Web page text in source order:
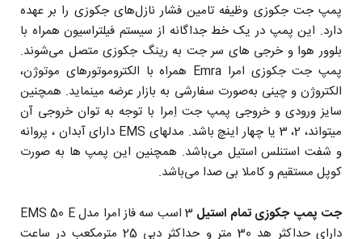
پمپ جت جکوزی وظیفه تامین فشار نازل‌های جکوزی را بر عهده
دارد. این پمپ در یک خط جداگانه از سیستم فیلتراسیون همراه با
بلوور هوا و خرجی های سر جت به رینگ جکوزی متصل می‌شوند.
پمپ جت جکوزی امرا Emra همراه با الکتروموتورهای موتوژن،
الکتروژن و چینی به‌صورت سفارشی به بازار عرضه مینماید. همچنین
سایز ورودی و خروجی پمپ جت اِمرا با توجه به توان خروجی آن
میتواند، 2، 3 یا چهار اینچ باشد. مدلهای EMS دارای آبدان ، پروانه
و شفت استنلس استیل می‌باشد. همچنین این پمپ ها به صورت
کوپل مستقیم و کاملا بی صدا می‌باشد.
جت پمپ جکوزی تمام استیل
3 اسب سه فاز امرا مدل EMS 50 E
دارای حداکثر هد 30 متر و حداکثر دبی 25 مترمکعب در ساعت